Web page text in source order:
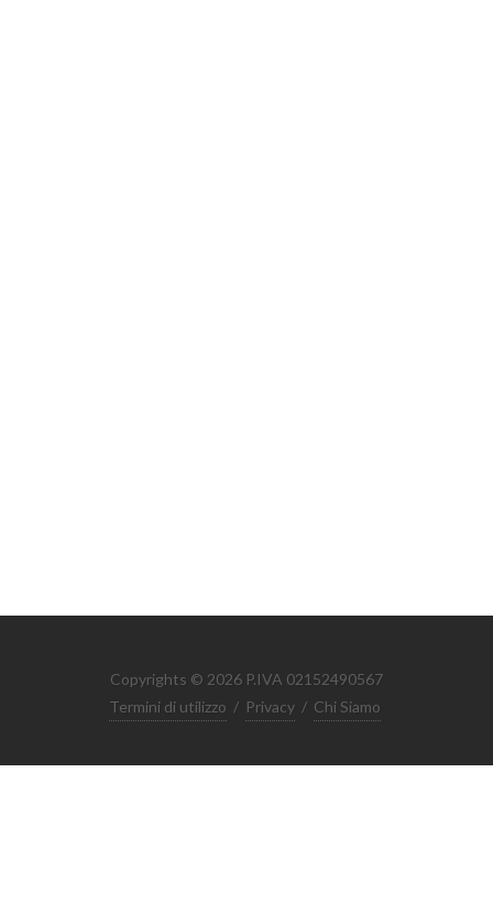
Copyrights © 2026 P.IVA 02152490567
Termini di utilizzo / Privacy / Chi Siamo